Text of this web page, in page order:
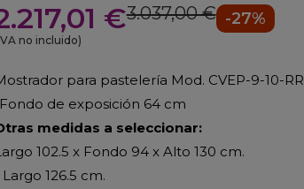
€3.037,00 € -27%
no incluido)
para pastelería Mod. CVEP-9-10-RR
de exposición 64 cm
medidas a seleccionar:
102.5 x Fondo 94 x Alto 130 cm.
Largo 126.5 cm.